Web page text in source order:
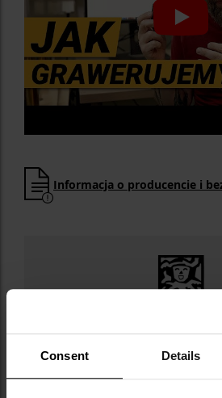
Consent Details
Informacja o producencie i
Militaria.pl jest